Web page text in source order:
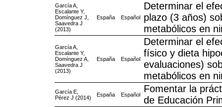
García A,
Escalante Y,
Domínguez J,
Saavedra J
(2013)
España Español
Determinar el
plazo (3 años)
metabólicos en
García A,
Escalante Y,
Domínguez A,
Saavedra J
(2013)
España Español
Determinar el
físico y dieta
evaluaciones)
metabólicos en
García E,
Pérez J (2014)
España Español
Fomentar la
de Educación